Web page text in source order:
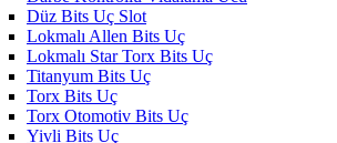
Düz Bits Uç Slot
Lokmalı Allen Bits Uç
Lokmalı Star Torx Bits Uç
Titanyum Bits Uç
Torx Bits Uç
Torx Otomotiv Bits Uç
Yivli Bits Uç